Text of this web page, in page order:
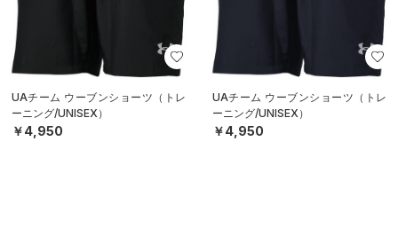
UAチーム ウーブンショーツ（トレ
ーニング/UNISEX）
￥4,950
UAチーム ウーブンショーツ（トレ
ーニング/UNISEX）
￥4,950